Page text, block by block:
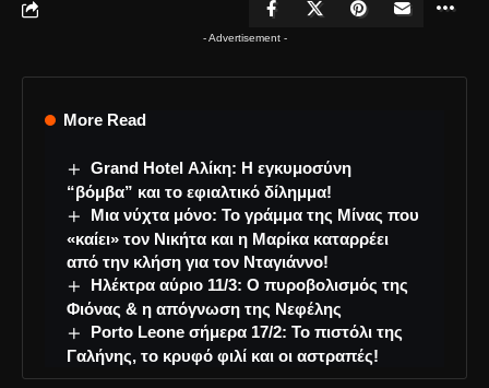
- Advertisement -
More Read
Grand Hotel Αλίκη: Η εγκυμοσύνη
“βόμβα” και το εφιαλτικό δίλημμα!
Μια νύχτα μόνο: Το γράμμα της Μίνας που
«καίει» τον Νικήτα και η Μαρίκα καταρρέει
από την κλήση για τον Νταγιάννο!
Ηλέκτρα αύριο 11/3: Ο πυροβολισμός της
Φιόνας & η απόγνωση της Νεφέλης
Porto Leone σήμερα 17/2: Το πιστόλι της
Γαλήνης, το κρυφό φιλί και οι αστραπές!